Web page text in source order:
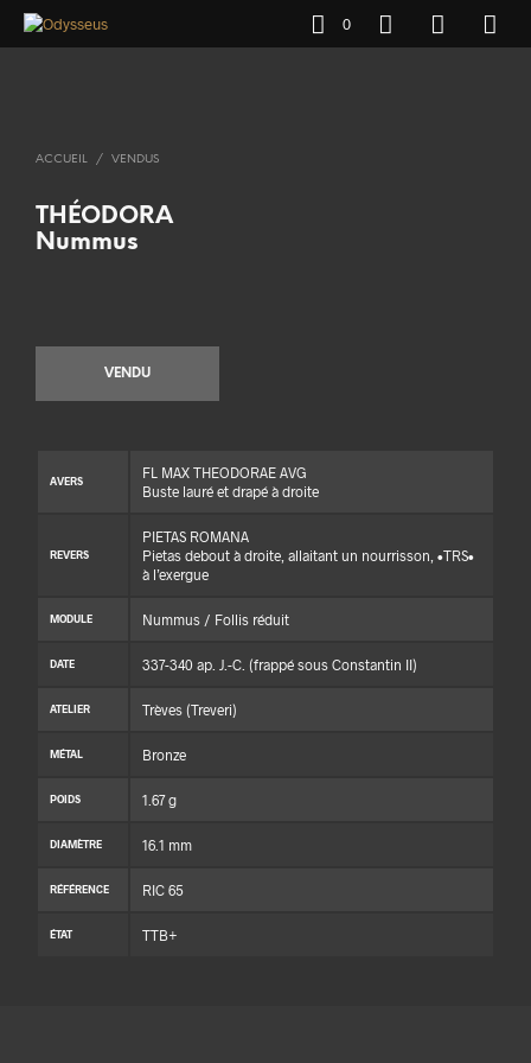
0
ACCUEIL / VENDUS
THÉODORA
Nummus
VENDU
AVERS
FL MAX THEODORAE AVG
Buste lauré et drapé à droite
REVERS
PIETAS ROMANA
Pietas debout à droite, allaitant un nourrisson, •TRS•
à l’exergue
MODULE Nummus / Follis réduit
DATE 337-340 ap. J.-C. (frappé sous Constantin II)
ATELIER Trèves (Treveri)
MÉTAL Bronze
POIDS 1.67 g
DIAMÈTRE 16.1 mm
RÉFÉRENCE RIC 65
ÉTAT TTB+